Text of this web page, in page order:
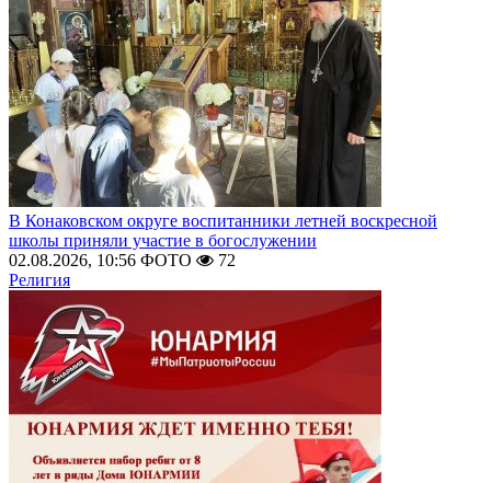
В Конаковском округе воспитанники летней воскресной
школы приняли участие в богослужении
02.08.2026, 10:56 ФОТО
72
Религия